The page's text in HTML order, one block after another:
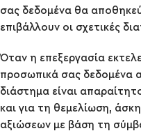
σας δεδομένα θα
επιβάλλουν οι σχετικές
Όταν η επεξεργασία
προσωπικά σας δεδομένα
διάστημα είναι
και για τη θεμελίωση,
αξιώσεων με βάση τη